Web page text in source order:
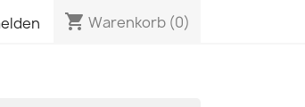
shopping_cart Warenkorb (0)